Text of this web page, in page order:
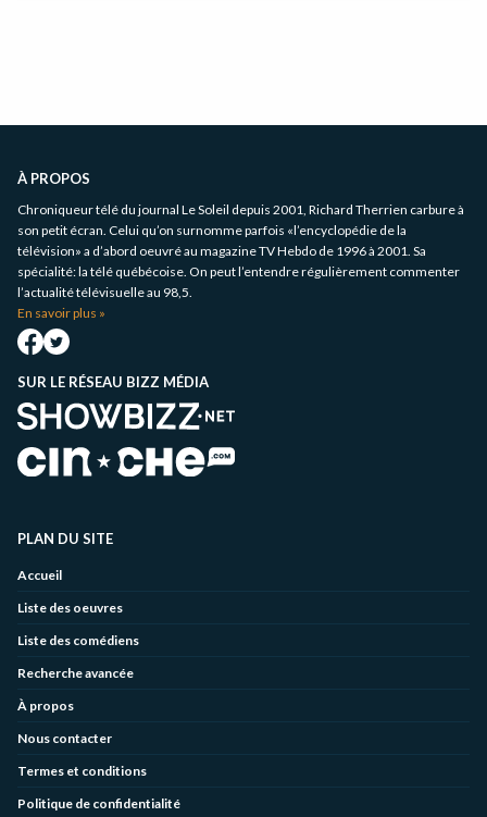
À PROPOS
Chroniqueur télé du journal Le Soleil depuis 2001, Richard Therrien carbure à
son petit écran. Celui qu’on surnomme parfois «l’encyclopédie de la
télévision» a d’abord oeuvré au magazine TV Hebdo de 1996 à 2001. Sa
spécialité: la télé québécoise. On peut l’entendre régulièrement commenter
l’actualité télévisuelle au 98,5.
En savoir plus »
SUR LE RÉSEAU BIZZ MÉDIA
PLAN DU SITE
Accueil
Liste des oeuvres
Liste des comédiens
Recherche avancée
À propos
Nous contacter
Termes et conditions
Politique de confidentialité